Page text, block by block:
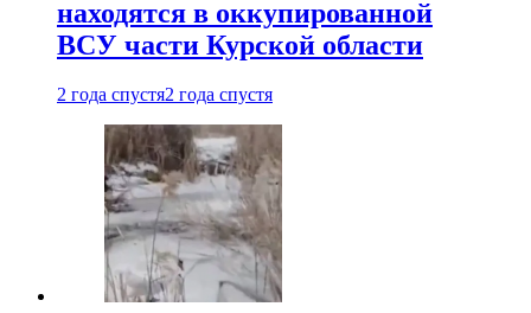
находятся в оккупированной
ВСУ части Курской области
2 года спустя2 года спустя